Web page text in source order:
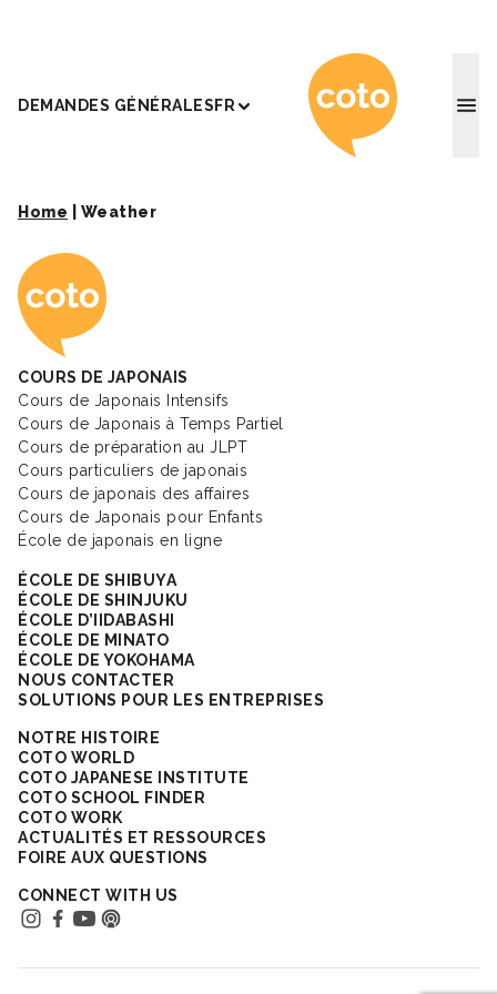
DEMANDES GÉNÉRALESFR Coto
Home Weather
Coto Academy -
COURS DE JAPONAIS
Cours de Japonais Intensifs
Cours de Japonais à Temps Partiel
Cours de préparation au JLPT
Cours particuliers de japonais
Cours de japonais des affaires
Cours de Japonais pour Enfants
École de japonais en ligne
ÉCOLE DE SHIBUYA
ÉCOLE DE SHINJUKU
ÉCOLE D’IIDABASHI
ÉCOLE DE MINATO
ÉCOLE DE YOKOHAMA
NOUS CONTACTER
SOLUTIONS POUR LES ENTREPRISES
NOTRE HISTOIRE
COTO WORLD
COTO JAPANESE INSTITUTE
COTO SCHOOL FINDER
COTO WORK
ACTUALITÉS ET RESSOURCES
FOIRE AUX QUESTIONS
CONNECT WITH US